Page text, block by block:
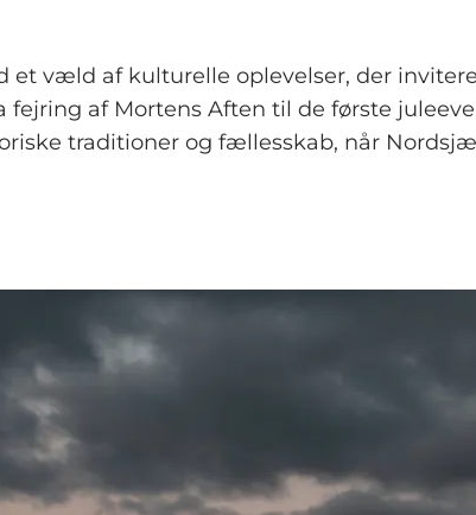
væld af kulturelle oplevelser, der
af Mortens Aften til de første
traditioner og fællesskab, når